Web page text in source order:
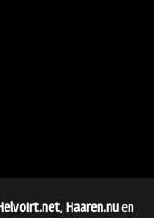
, Haaren.nuen